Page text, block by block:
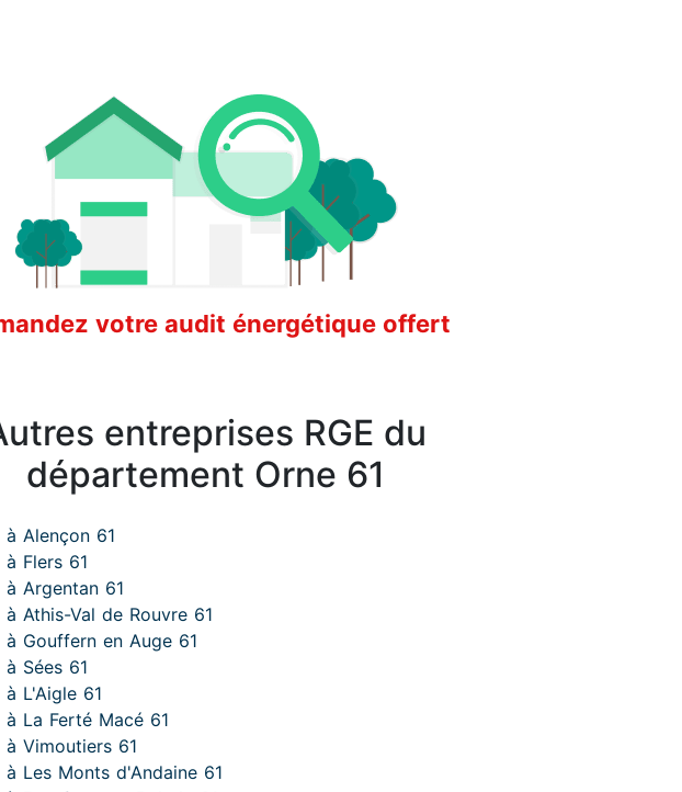
votre audit énergétique offert
entreprises RGE du
département Orne 61
à Alençon 61
à Flers 61
à Argentan 61
à Athis-Val de Rouvre 61
à Gouffern en Auge 61
à Sées 61
à L'Aigle 61
à La Ferté Macé 61
à Vimoutiers 61
à Les Monts d'Andaine 61